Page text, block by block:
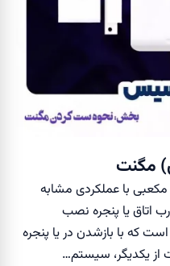
مگنت
با عملکردی مشابه
اتاق یا پنجره نصب
که با بازشدن در یا پنجره
یکدیگر، سیستم…